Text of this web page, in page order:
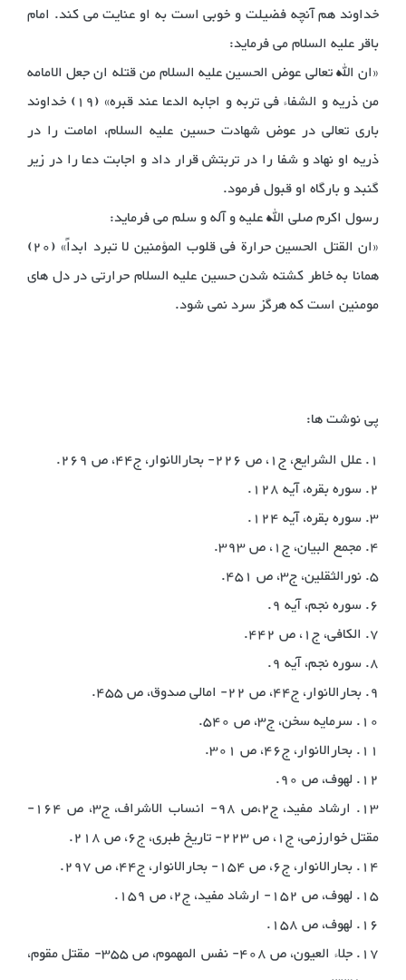
خداوند هم آنچه فضیلت و خوبی است به او عنایت می کند. امام
باقر علیه السلام می فرماید:
«ان الله تعالی عوض الحسین علیه السلام من قتله ان جعل الامامه
من ذریه و الشفاء فی تربه و اجابه الدعا عند قبره» (19) خداوند
باری تعالی در عوض شهادت حسین علیه السلام، امامت را در
ذریه او نهاد و شفا را در تربتش قرار داد و اجابت دعا را در زیر
گنبد و بارگاه او قبول فرمود.
رسول اکرم صلی الله علیه و آله و سلم می فرماید:
«ان القتل الحسین حرارة فی قلوب المؤمنین لا تبرد ابداً» (20)
همانا به خاطر کشته شدن حسین علیه السلام حرارتی در دل های
مومنین است که هرگز سرد نمی شود.
پی نوشت ها:
1. علل الشرایع، ج1، ص 226- بحارالانوار، ج44، ص 269.
2. سوره بقره، آیه 128.
3. سوره بقره، آیه 124.
4. مجمع البیان، ج1، ص 393.
5. نورالثقلین، ج3، ص 451.
6. سوره نجم، آیه 9.
7. الکافی، ج1، ص 442.
8. سوره نجم، آیه 9.
9. بحارالانوار، ج44، ص 22- امالی صدوق، ص 455.
10. سرمایه سخن، ج3، ص 540.
11. بحارالانوار، ج46، ص 301.
12. لهوف، ص 90.
13. ارشاد مفید، ج2،‌ص 98- انساب الاشراف، ج3، ص 164-
مقتل خوارزمی، ج1، ص 223- تاریخ طبری، ج6، ص 218.
14. بحارالانوار، ج6، ص 154- بحارالانوار، ج44، ص 297.
15. لهوف، ص 152- ارشاد مفید، ج2، ص 159.
16. لهوف، ص 158.
17. جلاء العیون، ص 408- نفس المهموم، ص 355- مقتل مقوم،